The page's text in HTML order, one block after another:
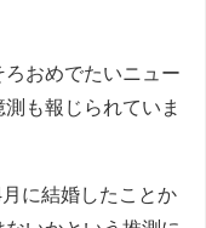
おめでたいニュー
も報じられていま
に結婚したことか